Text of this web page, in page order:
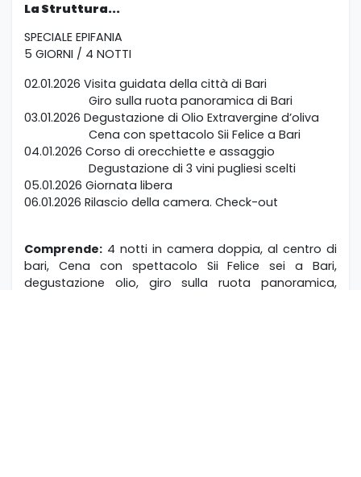
La Struttura...
SPECIALE EPIFANIA
5 GIORNI / 4 NOTTI
02.01.2026 Visita guidata della città di Bari
Giro sulla ruota panoramica di Bari
03.01.2026 Degustazione di Olio Extravergine d’oliva
Cena con spettacolo Sii Felice a Bari
04.01.2026 Corso di orecchiette e assaggio
Degustazione di 3 vini pugliesi scelti
05.01.2026 Giornata libera
06.01.2026 Rilascio della camera. Check-out
Comprende: 4 notti in camera doppia, al centro di
bari, Cena con spettacolo Sii Felice sei a Bari,
degustazione olio, giro sulla ruota panoramica,